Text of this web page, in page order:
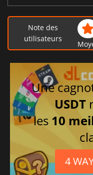
Note des
utilisateurs
Une
USDT
les 10
4